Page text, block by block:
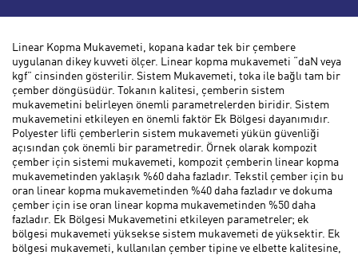
Fark
Linear Kopma Mukavemeti, kopana kadar tek bir çembere
uygulanan dikey kuvveti ölçer. Linear kopma mukavemeti “daN veya
kgf” cinsinden gösterilir. Sistem Mukavemeti, toka ile bağlı tam bir
çember döngüsüdür. Tokanın kalitesi, çemberin sistem
mukavemetini belirleyen önemli parametrelerden biridir. Sistem
mukavemetini etkileyen en önemli faktör Ek Bölgesi dayanımıdır.
Polyester lifli çemberlerin sistem mukavemeti yükün güvenliği
açısından çok önemli bir parametredir. Örnek olarak kompozit
çember için sistemi mukavemeti, kompozit çemberin linear kopma
mukavemetinden yaklaşık %60 daha fazladır. Tekstil çember için bu
oran linear kopma mukavemetinden %40 daha fazladır ve dokuma
çember için ise oran linear kopma mukavemetinden %50 daha
fazladır. Ek Bölgesi Mukavemetini etkileyen parametreler; ek
bölgesi mukavemeti yüksekse sistem mukavemeti de yüksektir. Ek
bölgesi mukavemeti, kullanılan çember tipine ve elbette kalitesine,